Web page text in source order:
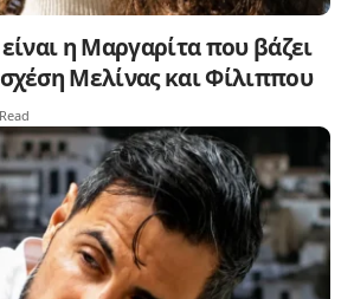
η Μαργαρίτα που βάζει
Μελίνας και Φίλιππου